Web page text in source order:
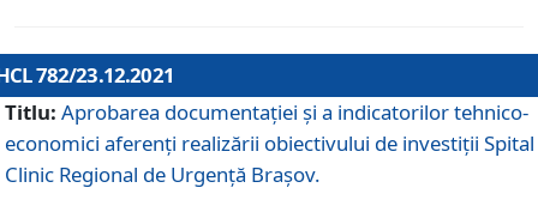
782/23.12.2021
Titlu: Aprobarea documentației și a indicatorilor tehnico-
economici aferenți realizării obiectivului de investiții Spital
Clinic Regional de Urgență Brașov.